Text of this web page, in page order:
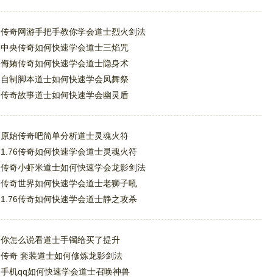
传奇网游手把手教你学会道士烈火剑法
中央传奇如何快速学会道士三焰咒
侮姷传奇如何快速学会道士隐身术
自制脚本道士如何快速学会凤舞祭
传奇故事道士如何快速学会幽灵盾
原始传奇吧简单分析道士灵魂火符
1.76传奇如何快速学会道士灵魂火符
传奇小虾米道士如何快速学会龙影剑法
传奇世界如何快速学会道士老狮子吼
1.76传奇如何快速学会道士静之攻杀
你怎么说看道士手镯给买了提升
传奇 套装道士如何修炼龙影剑法
手机qq如何快速学会道士召唤神兽